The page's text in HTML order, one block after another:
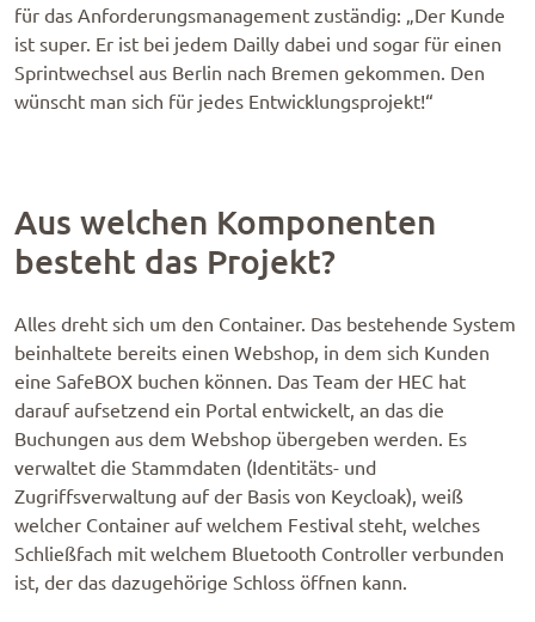
für das Anforderungsmanagement zuständig: „Der Kunde
ist super. Er ist bei jedem Dailly dabei und sogar für einen
Sprintwechsel aus Berlin nach Bremen gekommen. Den
wünscht man sich für jedes Entwicklungsprojekt!“
Aus welchen Komponenten
besteht das Projekt?
Alles dreht sich um den Container. Das bestehende System
beinhaltete bereits einen Webshop, in dem sich Kunden
eine SafeBOX buchen können. Das Team der HEC hat
darauf aufsetzend ein Portal entwickelt, an das die
Buchungen aus dem Webshop übergeben werden. Es
verwaltet die Stammdaten (Identitäts- und
Zugriffsverwaltung auf der Basis von Keycloak), weiß
welcher Container auf welchem Festival steht, welches
Schließfach mit welchem Bluetooth Controller verbunden
ist, der das dazugehörige Schloss öffnen kann.